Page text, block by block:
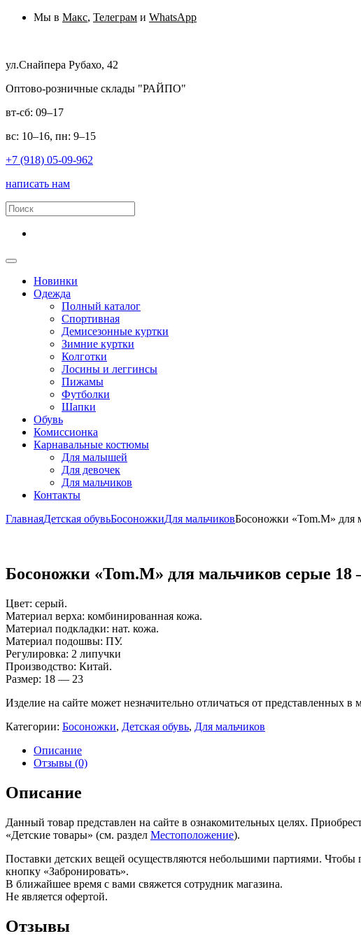
Мы в Макс, Телеграм и WhatsApp
ул.Снайпера Рубахо, 42
Оптово-розничные склады "РАЙПО"
вт-сб: 09–17
вс: 10–16, пн: 9–15
+7 (918) 05-09-962
написать нам
Новинки
Одежда
Полный каталог
Спортивная
Демисезонные куртки
Зимние куртки
Колготки
Лосины и леггинсы
Пижамы
Футболки
Шапки
Обувь
Комиссионка
Карнавальные костюмы
Для малышей
Для девочек
Для мальчиков
Контакты
ГлавнаяДетская обувьБосоножкиДля мальчиковБосоножки «Tom.M» для
Босоножки «Tom.M» для мальчиков серые 18
Цвет: серый.
Материал верха: комбинированная кожа.
Материал подкладки: нат. кожа.
Материал подошвы: ПУ.
Регулировка: 2 липучки
Производство: Китай.
Размер: 18 — 23
Изделие на сайте может незначительно отличаться от представленных в
Категории: Босоножки, Детская обувь, Для мальчиков
Описание
Отзывы (0)
Описание
Данный товар представлен на сайте в ознакомительных целях.
«Детские товары» (см. раздел Местоположение).
Поставки детских вещей осуществляются небольшими партиями. Чтобы
кнопку «Забронировать».
В ближайшее время с вами свяжется сотрудник магазина.
Не является офертой.
Отзывы